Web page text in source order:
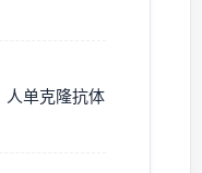
人单克隆抗体